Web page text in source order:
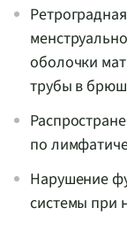
оболочки
трубы в
по
Нарушение
системы при